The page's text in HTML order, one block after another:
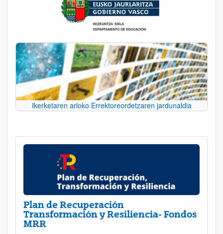
Ikerketaren arloko Errektoreordetzaren jardunaldia
Plan de Recuperación
Transformación y Resiliencia- Fondos
MRR